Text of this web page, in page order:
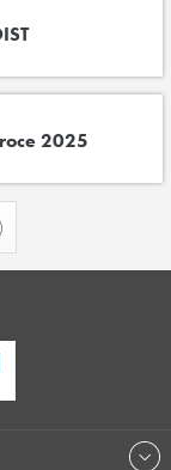
2025